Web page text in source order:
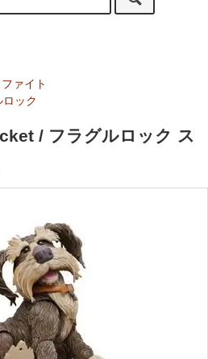
ァイト
ック
/ フラグルロック ス